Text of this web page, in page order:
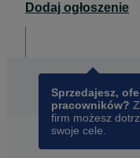
Dodaj ogłoszenie
Sprzedajesz,
pracowników?
firm możesz
swoje cele.